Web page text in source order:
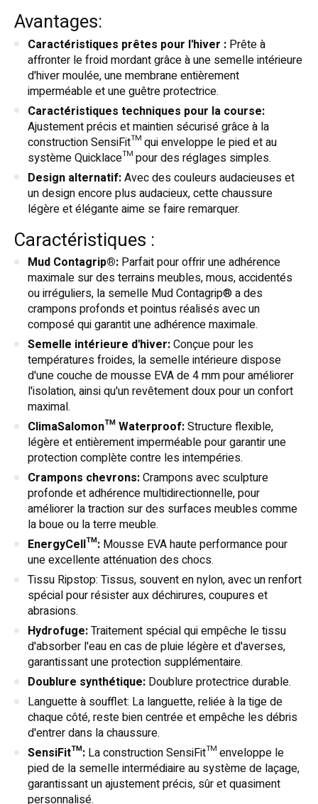
Avantages:
Caractéristiques prêtes pour l'hiver : Prête à
affronter le froid mordant grâce à une semelle intérieure
d'hiver moulée, une membrane entièrement
imperméable et une guêtre protectrice.
Caractéristiques techniques pour la course:
Ajustement précis et maintien sécurisé grâce à la
construction SensiFit™ qui enveloppe le pied et au
système Quicklace™ pour des réglages simples.
Design alternatif:Avec des couleurs audacieuses et
un design encore plus audacieux, cette chaussure
légère et élégante aime se faire remarquer.
Caractéristiques :
Mud Contagrip®: Parfait pour offrir une adhérence
maximale sur des terrains meubles, mous, accidentés
ou irréguliers, la semelle Mud Contagrip® a des
crampons profonds et pointus réalisés avec un
composé qui garantit une adhérence maximale.
Semelle intérieure d'hiver:Conçue pour les
températures froides, la semelle intérieure dispose
d'une couche de mousse EVA de 4 mm pour améliorer
l'isolation, ainsi qu'un revêtement doux pour un confort
maximal.
ClimaSalomon™ Waterproof:Structure flexible,
légère et entièrement imperméable pour garantir une
protection complète contre les intempéries.
Crampons chevrons:Crampons avec sculpture
profonde et adhérence multidirectionnelle, pour
améliorer la traction sur des surfaces meubles comme
la boue ou la terre meuble.
EnergyCell™: Mousse EVA haute performance pour
une excellente atténuation des chocs.
Tissu Ripstop: Tissus, souvent en nylon, avec un renfort
spécial pour résister aux déchirures, coupures et
abrasions.
Hydrofuge:Traitement spécial qui empêche le tissu
d'absorber l'eau en cas de pluie légère et d'averses,
garantissant une protection supplémentaire.
Doublure synthétique: Doublure protectrice durable.
Languette à soufflet: La languette, reliée à la tige de
chaque côté, reste bien centrée et empêche les débris
d'entrer dans la chaussure.
SensiFit™: La construction SensiFit™ enveloppe le
pied de la semelle intermédiaire au système de laçage,
garantissant un ajustement précis, sûr et quasiment
personnalisé.